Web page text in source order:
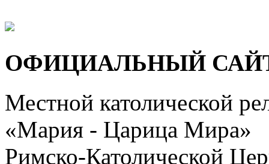
ОФИЦИАЛЬНЫЙ
Местной католической
«Мария - Царица Мира»
Римско-Католической